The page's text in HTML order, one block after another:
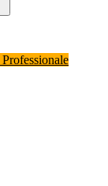
Professionale